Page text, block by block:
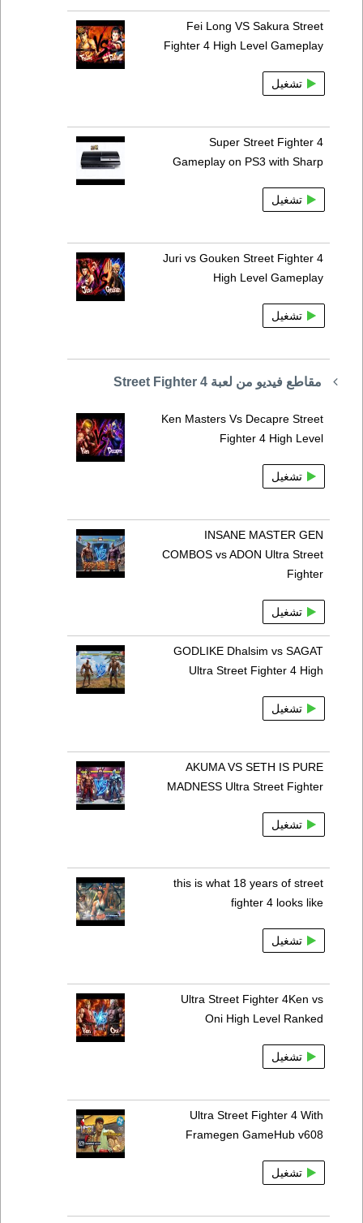
Fei Long VS Sakura Street
Fighter 4 High Level Gameplay
تشغيل
Super Street Fighter 4
Gameplay on PS3 with Sharp
تشغيل
Juri vs Gouken Street Fighter 4
High Level Gameplay
تشغيل
مقاطع فيديو من لعبة Street Fighter 4
Ken Masters Vs Decapre Street
Fighter 4 High Level
تشغيل
INSANE MASTER GEN
COMBOS vs ADON Ultra Street
Fighter
تشغيل
GODLIKE Dhalsim vs SAGAT
Ultra Street Fighter 4 High
تشغيل
AKUMA VS SETH IS PURE
MADNESS Ultra Street Fighter
تشغيل
this is what 18 years of street
fighter 4 looks like
تشغيل
Ultra Street Fighter 4Ken vs
Oni High Level Ranked
تشغيل
Ultra Street Fighter 4 With
Framegen GameHub v608
تشغيل